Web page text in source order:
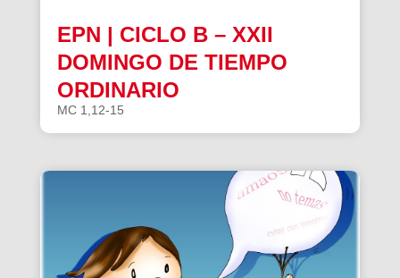
EPN | CICLO B – XXII
DOMINGO DE TIEMPO
ORDINARIO
MC 1,12-15